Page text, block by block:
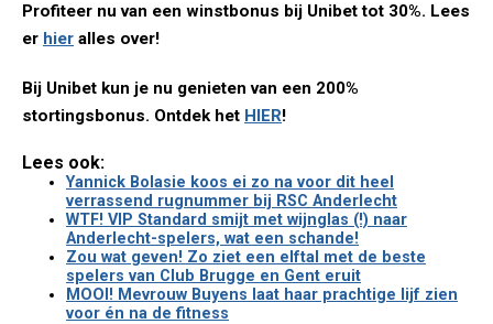
Profiteer nu van een winstbonus bij Unibet tot 30%. Lees
er hier alles over!
Bij Unibet kun je nu genieten van een 200%
stortingsbonus. Ontdek het HIER!
Lees ook:
Yannick Bolasie koos ei zo na voor dit heel
verrassend rugnummer bij RSC Anderlecht
WTF! VIP Standard smijt met wijnglas (!) naar
Anderlecht-spelers, wat een schande!
Zou wat geven! Zo ziet een elftal met de beste
spelers van Club Brugge en Gent eruit
MOOI! Mevrouw Buyens laat haar prachtige lijf zien
voor én na de fitness